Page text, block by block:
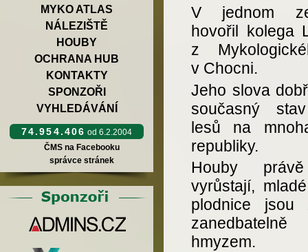
MYKO ATLAS
NÁLEZIŠTĚ
HOUBY
OCHRANA HUB
KONTAKTY
SPONZOŘI
VYHLEDÁVÁNÍ
74.954.406 od 6.2.2004
ČMS na Facebooku
správce stránek
V jednom
hovořil kolega
z
v Chocni.
Jeho slova
současný
lesů na
republiky.
Houby
vyrůstají,
plodnice jsou
zanedbatelně
hmyzem.